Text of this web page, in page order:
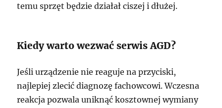
temu sprzęt będzie działał ciszej i dłużej.
Kiedy warto wezwać serwis AGD?
Jeśli urządzenie nie reaguje na przyciski,
najlepiej zlecić diagnozę fachowcowi. Wczesna
reakcja pozwala uniknąć kosztownej wymiany